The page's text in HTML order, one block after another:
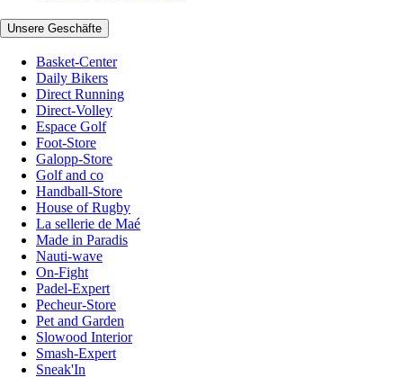
Unsere Geschäfte
Basket-Center
Daily Bikers
Direct Running
Direct-Volley
Espace Golf
Foot-Store
Galopp-Store
Golf and co
Handball-Store
House of Rugby
La sellerie de Maé
Made in Paradis
Nauti-wave
On-Fight
Padel-Expert
Pecheur-Store
Pet and Garden
Slowood Interior
Smash-Expert
Sneak'In